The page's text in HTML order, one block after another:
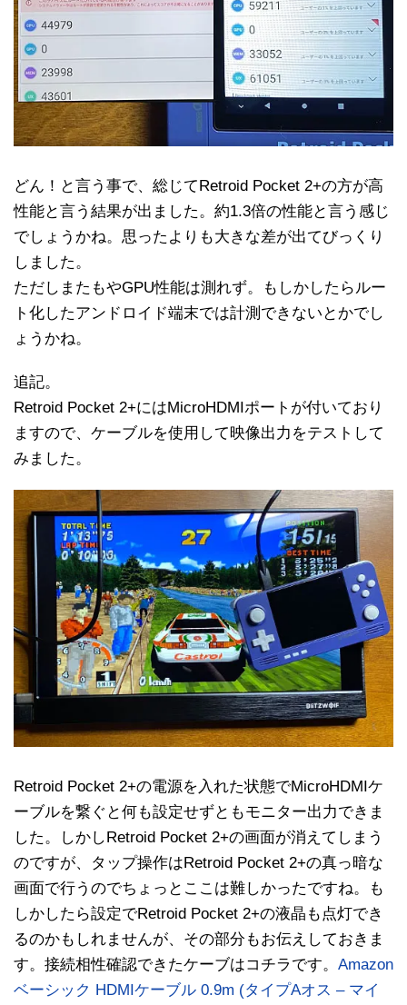
どん！と言う事で、総じてRetroid Pocket 2+の方が高
性能と言う結果が出ました。約1.3倍の性能と言う感じ
でしょうかね。思ったよりも大きな差が出てびっくり
しました。
ただしまたもやGPU性能は測れず。もしかしたらルー
ト化したアンドロイド端末では計測できないとかでし
ょうかね。
追記。
Retroid Pocket 2+にはMicroHDMIポートが付いており
ますので、ケーブルを使用して映像出力をテストして
みました。
Retroid Pocket 2+の電源を入れた状態でMicroHDMIケ
ーブルを繋ぐと何も設定せずともモニター出力できま
した。しかしRetroid Pocket 2+の画面が消えてしまう
のですが、タップ操作はRetroid Pocket 2+の真っ暗な
画面で行うのでちょっとここは難しかったですね。も
しかしたら設定でRetroid Pocket 2+の液晶も点灯でき
るのかもしれませんが、その部分もお伝えしておきま
す。接続相性確認できたケーブはコチラです。 Amazon
ベーシック HDMIケーブル 0.9m (タイプAオス – マイ